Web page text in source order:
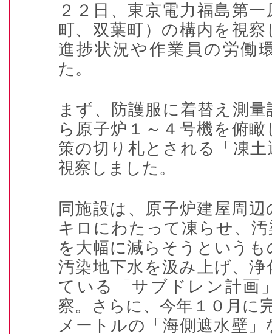
２２日、東京電力福島第
町、双葉町）の構内を視
進捗状況や作業員の労働
た。
まず、防護服に着替え測
ら原子炉１～４号機を俯
策の切り札とされる「凍
視察しました。
同施設は、原子炉建屋周
キロにわたって凍らせ、
を大幅に減らそうという
汚染地下水を汲み上げ、
ている「サブドレン計画
察。さらに、今年１０月に
メートルの「海側遮水壁